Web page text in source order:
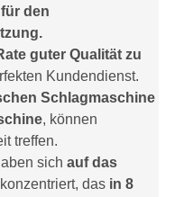
den
guter Qualität zu
Kundendienst.
Schlagmaschine
, können
treffen.
sich auf das
konzentriert, das in 8